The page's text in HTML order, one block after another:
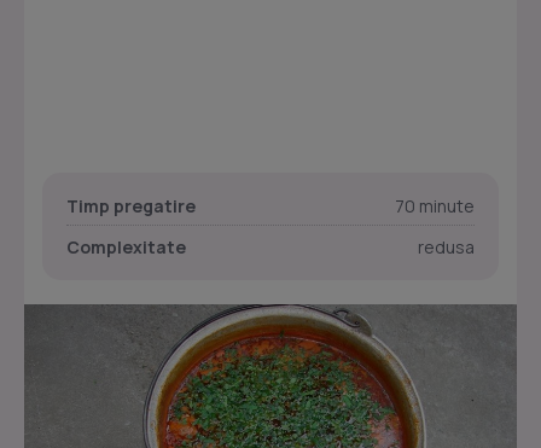
Timp pregatire
70 minute
Complexitate
redusa